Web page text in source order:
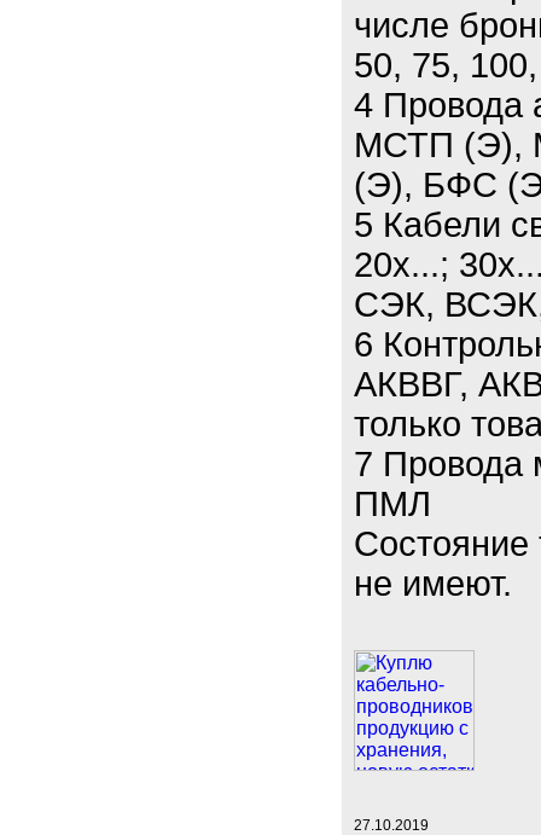
числе
50, 75,
4
МСТП (Э),
(Э), БФС
5 Кабели
20х...;
СЭК,
6
АКВВГ,
только
7
ПМЛ
Состояние
не имеют.
27.10.2019